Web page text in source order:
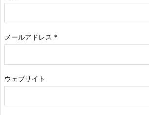
メールアドレス *
ウェブサイト